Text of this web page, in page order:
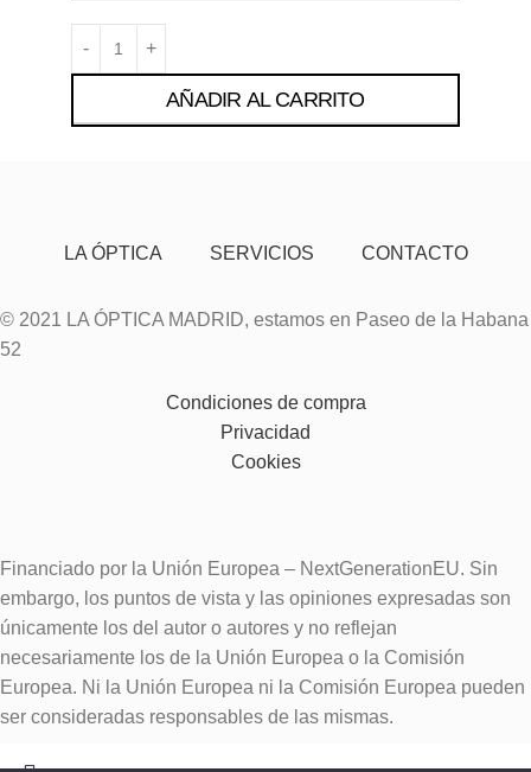
AÑADIR AL CARRITO
LA ÓPTICA SERVICIOS CONTACTO
© 2021 LA ÓPTICA MADRID, estamos en Paseo de la Habana
52
Condiciones de compra
Privacidad
Cookies
Financiado por la Unión Europea – NextGenerationEU. Sin
embargo, los puntos de vista y las opiniones expresadas son
únicamente los del autor o autores y no reflejan
necesariamente los de la Unión Europea o la Comisión
Europea. Ni la Unión Europea ni la Comisión Europea pueden
ser consideradas responsables de las mismas.